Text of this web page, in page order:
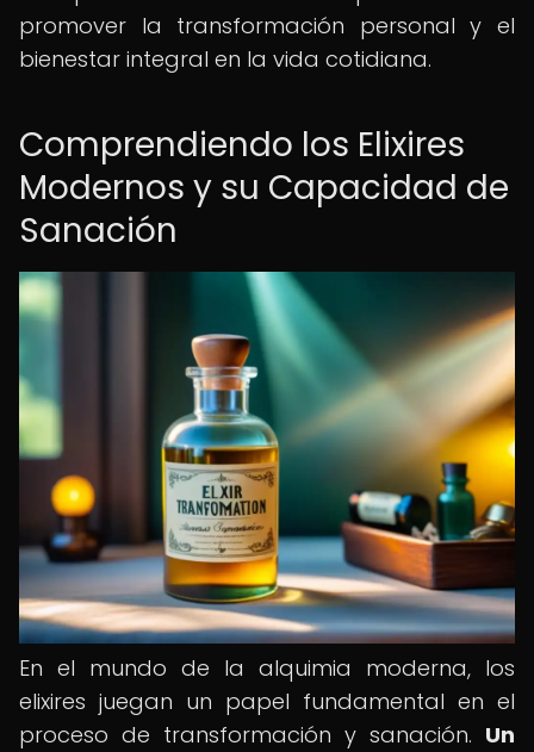
promover la transformación personal y el
bienestar integral en la vida cotidiana.
Comprendiendo los Elixires
Modernos y su Capacidad de
Sanación
En el mundo de la alquimia moderna, los
elixires juegan un papel fundamental en el
proceso de transformación y sanación. Un